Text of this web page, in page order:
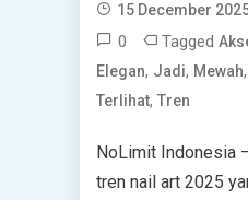
15 December
0 Tagged
Elegan, Jadi, Mewah,
Terlihat, Tren
NoLimit Indonesia
tren nail art 2025